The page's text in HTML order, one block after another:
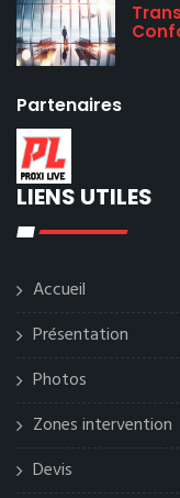
Partenaires
LIENS UTILES
Accueil
Présentation
Photos
Zones intervention
Devis